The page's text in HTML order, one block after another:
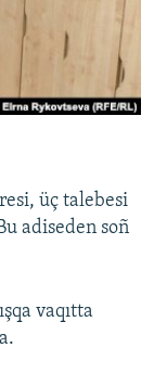
üç talebesi
adiseden soñ
vaqıtta